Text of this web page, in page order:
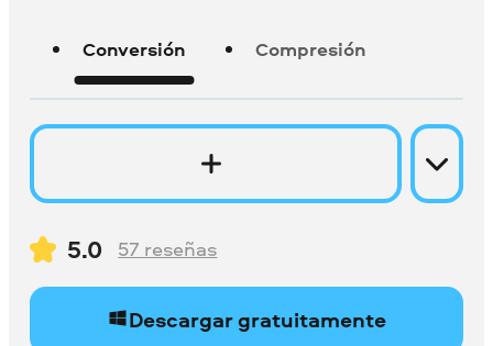
Conversión Compresión
5.0 57 reseñas
Descargar gratuitamente